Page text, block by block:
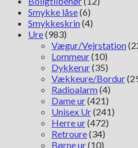
Smykke låse(6)
Smykkeskrin(4)
Ure(983)
Vægur/Vejrstation
Lommeur(10)
Dykkerur(35)
Vækkeure/Bordur
Radioalarm(4)
Dame ur(421)
Unisex Ur(241)
Herre ur(472)
Retroure(34)
Børne ur(10)